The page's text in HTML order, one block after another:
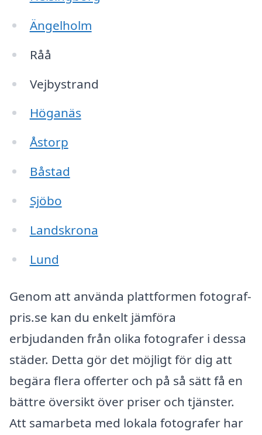
Ängelholm
Råå
Vejbystrand
Höganäs
Åstorp
Båstad
Sjöbo
Landskrona
Lund
Genom att använda plattformen fotograf-
pris.se kan du enkelt jämföra
erbjudanden från olika fotografer i dessa
städer. Detta gör det möjligt för dig att
begära flera offerter och på så sätt få en
bättre översikt över priser och tjänster.
Att samarbeta med lokala fotografer har